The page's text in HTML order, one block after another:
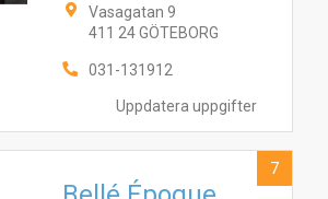
Uppdatera uppgifter
Vasagatan 9
411 24 GÖTEBORG
031-131912
7